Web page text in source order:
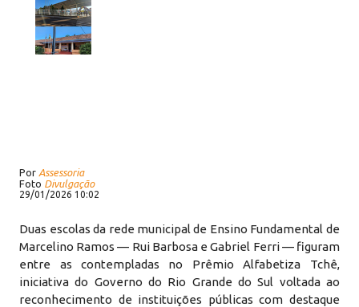
Por Assessoria
Foto Divulgação
29/01/2026 10:02
Duas escolas da rede municipal de Ensino Fundamental de
Marcelino Ramos — Rui Barbosa e Gabriel Ferri — figuram
entre as contempladas no Prêmio Alfabetiza Tchê,
iniciativa do Governo do Rio Grande do Sul voltada ao
reconhecimento de instituições públicas com destaque